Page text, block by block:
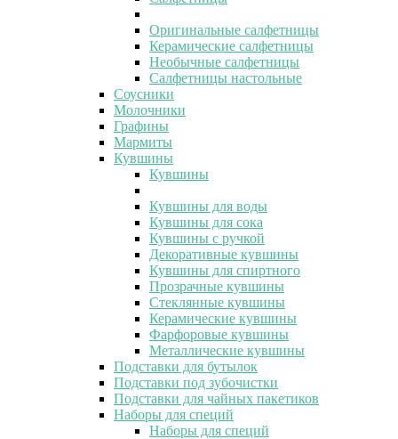
Оригинальные салфетницы
Керамические салфетницы
Необычные салфетницы
Салфетницы настольные
Соусники
Молочники
Графины
Мармиты
Кувшины
Кувшины
Кувшины для воды
Кувшины для сока
Кувшины с ручкой
Декоративные кувшины
Кувшины для спиртного
Прозрачные кувшины
Стеклянные кувшины
Керамические кувшины
Фарфоровые кувшины
Металлические кувшины
Подставки для бутылок
Подставки под зубочистки
Подставки для чайных пакетиков
Наборы для специй
Наборы для специй